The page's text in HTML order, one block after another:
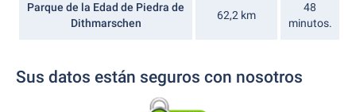
Parque de la Edad de Piedra de
Dithmarschen
62,2 km
48
minutos.
Sus datos están seguros con nosotros